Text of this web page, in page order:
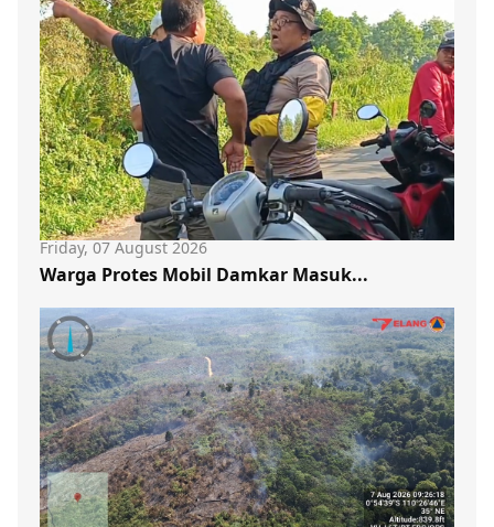
Friday, 07 August 2026
Warga Protes Mobil Damkar Masuk...